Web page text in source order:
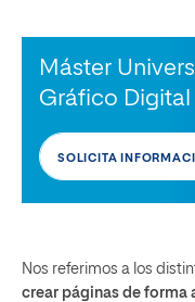
Máster
Gráfico Digital
SOLICITA
Nos referimos a los
crear páginas de forma